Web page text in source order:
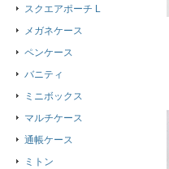
スクエアポーチ L
メガネケース
ペンケース
バニティ
ミニボックス
マルチケース
通帳ケース
ミトン